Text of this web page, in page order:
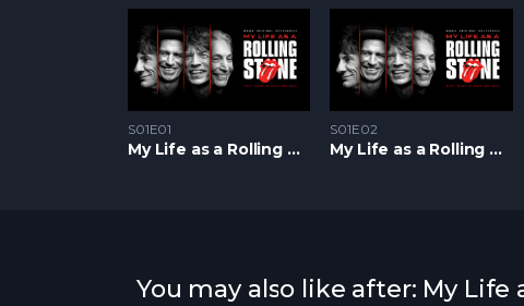
S01E01
My Life as a Rolling Stone S1 – Epizoda 01
S01E02
My Life as a Rolling Stone S1 – Epizoda 02
You may also like after: My Life